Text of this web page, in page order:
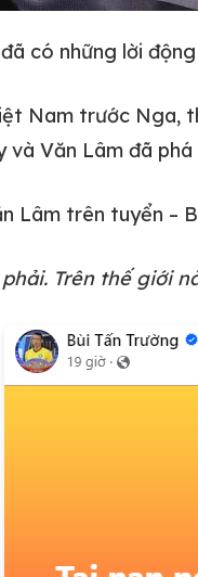
có những lời
Nam trước Nga,
và Văn Lâm đã
Lâm trên tuyển –
Trên thế giới